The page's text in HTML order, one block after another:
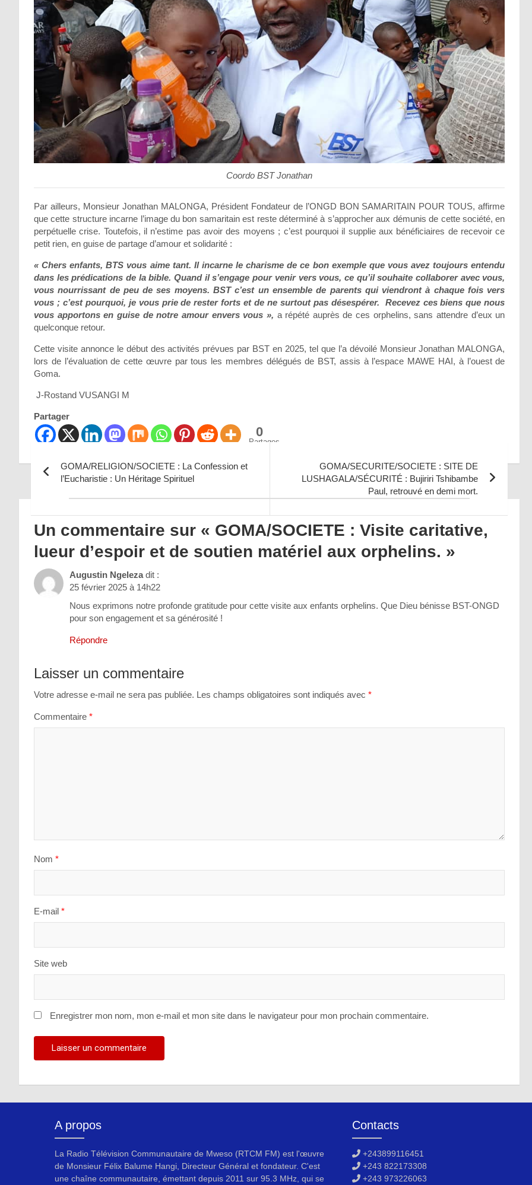
Coordo BST Jonathan
Par ailleurs, Monsieur Jonathan MALONGA, Président Fondateur de l’ONGD BON SAMARITAIN POUR TOUS, affirme
que cette structure incarne l’image du bon samaritain est reste déterminé à s’approcher aux démunis de cette société, en
perpétuelle crise. Toutefois, il n’estime pas avoir des moyens ; c’est pourquoi il supplie aux bénéficiaires de recevoir ce
petit rien, en guise de partage d’amour et solidarité :
« Chers enfants, BTS vous aime tant. Il incarne le charisme de ce bon exemple que vous avez toujours entendu
dans les prédications de la bible. Quand il s’engage pour venir vers vous, ce qu’il souhaite collaborer avec vous,
vous nourrissant de peu de ses moyens. BST c’est un ensemble de parents qui viendront à chaque fois vers
vous ; c’est pourquoi, je vous prie de rester forts et de ne surtout pas désespérer. Recevez ces biens que nous
vous apportons en guise de notre amour envers vous », a répété auprès de ces orphelins, sans attendre d’eux un
quelconque retour.
Cette visite annonce le début des activités prévues par BST en 2025, tel que l’a dévoilé Monsieur Jonathan MALONGA,
lors de l’évaluation de cette œuvre par tous les membres délégués de BST, assis à l’espace MAWE HAI, à l’ouest de
Goma.
J-Rostand VUSANGI M
Partager
0
Partages
Navigation
de
l’article
GOMA/RELIGION/SOCIETE : La Confession et
l’Eucharistie : Un Héritage Spirituel
GOMA/SECURITE/SOCIETE : SITE DE
LUSHAGALA/SÉCURITÉ : Bujiriri Tshibambe
Paul, retrouvé en demi mort.
Un commentaire sur « GOMA/SOCIETE : Visite caritative,
lueur d’espoir et de soutien matériel aux orphelins. »
Augustin Ngeleza dit :
25 février 2025 à 14h22
Nous exprimons notre profonde gratitude pour cette visite aux enfants orphelins. Que Dieu bénisse BST-ONGD
pour son engagement et sa générosité !
Répondre
Laisser un commentaire
Votre adresse e-mail ne sera pas publiée. Les champs obligatoires sont indiqués avec *
Commentaire *
Nom *
E-mail *
Site web
Enregistrer mon nom, mon e-mail et mon site dans le navigateur pour mon prochain commentaire.
A propos
La Radio Télévision Communautaire de Mweso (RTCM FM) est l'œuvre
de Monsieur Félix Balume Hangi, Directeur Général et fondateur. C'est
une chaîne communautaire, émettant depuis 2011 sur 95.3 MHz, qui se
Contacts
+243899116451
+243 822173308
+243 973226063